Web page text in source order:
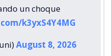
un choque
k3yxS4Y4MG
August 8, 2026